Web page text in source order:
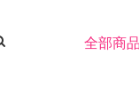
全部商品